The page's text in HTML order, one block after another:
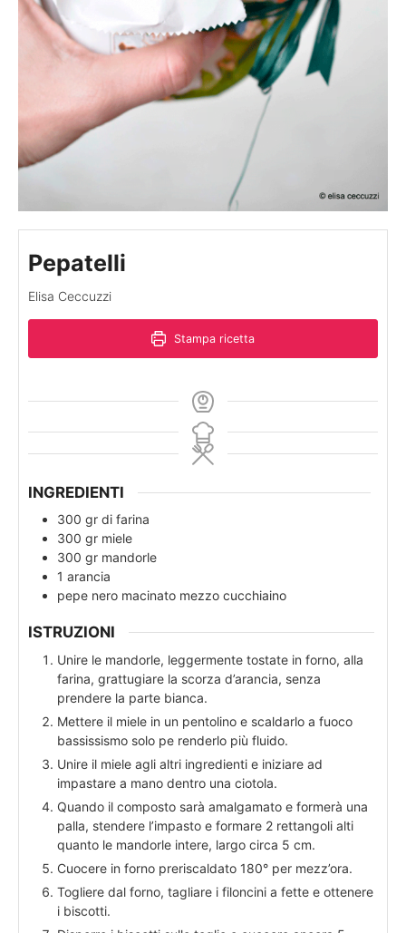
Pepatelli
Elisa Ceccuzzi
Stampa ricetta
INGREDIENTI
300 gr di farina
300 gr miele
300 gr mandorle
1 arancia
pepe nero macinato mezzo cucchiaino
ISTRUZIONI
Unire le mandorle, leggermente tostate in forno, alla
farina, grattugiare la scorza d’arancia, senza
prendere la parte bianca.
Mettere il miele in un pentolino e scaldarlo a fuoco
bassissismo solo pe renderlo più fluido.
Unire il miele agli altri ingredienti e iniziare ad
impastare a mano dentro una ciotola.
Quando il composto sarà amalgamato e formerà una
palla, stendere l’impasto e formare 2 rettangoli alti
quanto le mandorle intere, largo circa 5 cm.
Cuocere in forno preriscaldato 180° per mezz’ora.
Togliere dal forno, tagliare i filoncini a fette e ottenere
i biscotti.